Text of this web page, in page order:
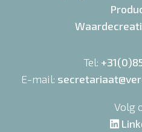
Tel:
E-mail:
Volg